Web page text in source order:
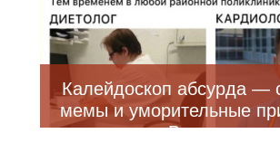
Калейдоскоп абсурда —
мемы и уморительные
Bugaga